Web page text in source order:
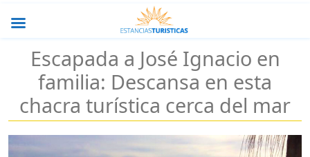
Escapada a José Ignacio en
familia: Descansa en esta
chacra turística cerca del mar